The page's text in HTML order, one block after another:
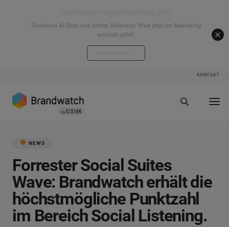
Zwischen AI Slop und echter Relevanz. Was jetzt im Marketing
wirklich zählt.
KONTAKT
NEWS
Forrester Social Suites
Wave: Brandwatch erhält die
höchstmögliche Punktzahl
im Bereich Social Listening.